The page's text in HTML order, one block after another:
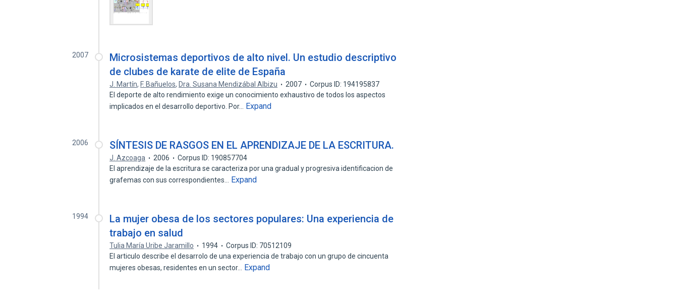
2007
Microsistemas deportivos de alto nivel. Un estudio descriptivo
de clubes de karate de elite de España
J. Martín, F. Bañuelos, Dra. Susana Mendizábal Albizu 2007
Corpus ID: 194195837
El deporte de alto rendimiento exige un conocimiento exhaustivo de todos los aspectos
implicados en el desarrollo deportivo. Por…
Expand
2006 SÍNTESIS DE RASGOS EN EL APRENDIZAJE DE LA ESCRITURA.
J. Azcoaga 2006
Corpus ID: 190857704
El aprendizaje de la escritura se caracteriza por una gradual y progresiva identificacion de
grafemas con sus correspondientes…
Expand
1994
La mujer obesa de los sectores populares: Una experiencia de
trabajo en salud
Tulia María Uribe Jaramillo 1994
Corpus ID: 70512109
El articulo describe el desarrolo de una experiencia de trabajo con un grupo de cincuenta
mujeres obesas, residentes en un sector…
Expand